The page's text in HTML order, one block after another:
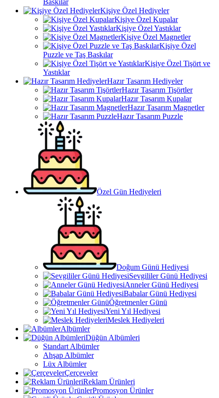
Kişiye Özel Hediyeler
Kişiye Özel Kupalar
Kişiye Özel Yastıklar
Kişiye Özel Magnetler
Kişiye Özel
Puzzle ve Taş Baskılar
Kişiye Özel Tişört ve
Yastıklar
Hazır Tasarım Hediyeler
Hazır Tasarım Tişörtler
Hazır Tasarım Kupalar
Hazır Tasarım Magnetler
Hazır Tasarım Puzzle
Özel Gün Hediyeleri
Doğum Günü Hediyesi
Sevgililer Günü Hediyesi
Anneler Günü Hediyesi
Babalar Günü Hediyesi
Öğretmenler Günü
Yeni Yıl Hediyesi
Meslek Hediyeleri
Albümler
Düğün Albümleri
Standart Albümler
Ahşap Albümler
Lüx Albümler
Çerçeveler
Reklam Ürünleri
Promosyon Ürünler